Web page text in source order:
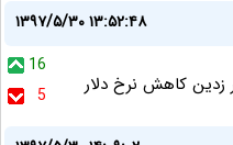
۱۳۹۷/۵/۳۰ ۱۳:۵۲:۴۸
16
5
کاهش نرخ دلار